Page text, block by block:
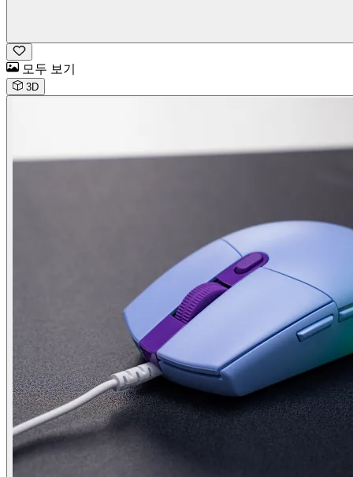
모두 보기
3D